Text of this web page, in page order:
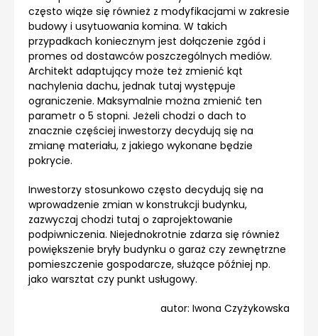
często wiąże się również z modyfikacjami w zakresie
budowy i usytuowania komina. W takich
przypadkach koniecznym jest dołączenie zgód i
promes od dostawców poszczególnych mediów.
Architekt adaptujący może też zmienić kąt
nachylenia dachu, jednak tutaj występuje
ograniczenie. Maksymalnie można zmienić ten
parametr o 5 stopni. Jeżeli chodzi o dach to
znacznie częściej inwestorzy decydują się na
zmianę materiału, z jakiego wykonane będzie
pokrycie.
Inwestorzy stosunkowo często decydują się na
wprowadzenie zmian w konstrukcji budynku,
zazwyczaj chodzi tutaj o zaprojektowanie
podpiwniczenia. Niejednokrotnie zdarza się również
powiększenie bryły budynku o garaż czy zewnętrzne
pomieszczenie gospodarcze, służące później np.
jako warsztat czy punkt usługowy.
autor: Iwona Czyżykowska